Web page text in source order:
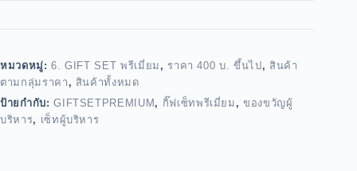
หมวดหมู่:6. GIFT SET พรีเมี่ยม , ราคา 400 บ. ขึ้นไป , สินค้า
ตามกลุ่มราคา , สินค้าทั้งหมด
ป้ายกำกับ:GIFTSETPREMIUM , กิ๊ฟเซ็ทพรีเมี่ยม ,ของขวัญผู้
บริหาร, เซ็ทผู้บริหาร